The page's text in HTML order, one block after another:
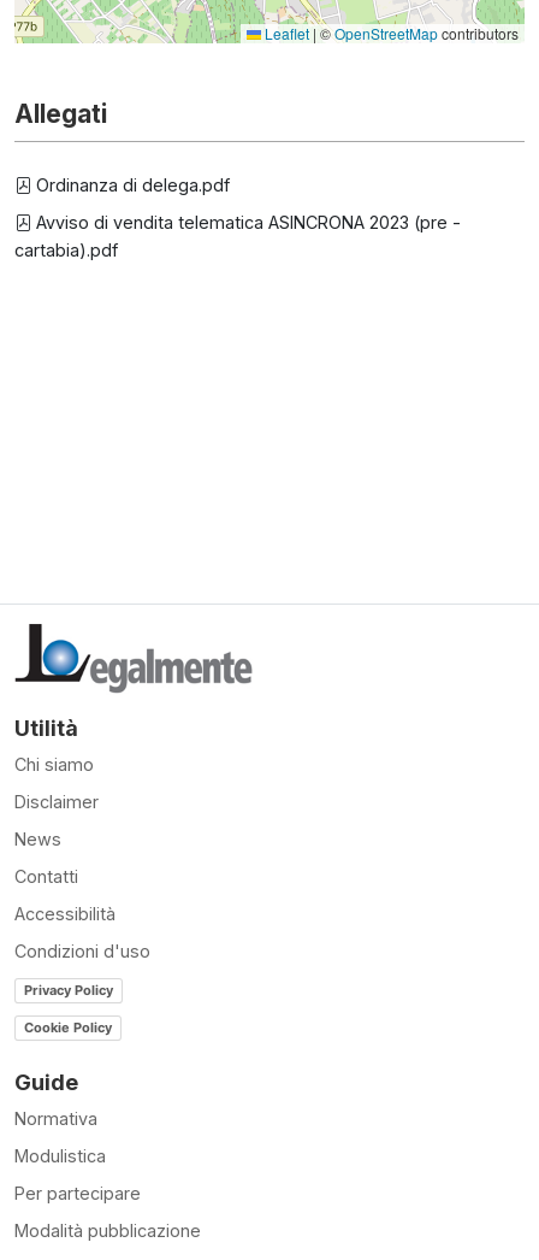
Leaflet | ©OpenStreetMapcontributors
Allegati
Ordinanza di delega.pdf
Avviso di vendita telematica ASINCRONA 2023 (pre -
cartabia).pdf
Utilità
Chi siamo
Disclaimer
News
Contatti
Accessibilità
Condizioni d'uso
Privacy Policy
Cookie Policy
Guide
Normativa
Modulistica
Per partecipare
Modalità pubblicazione